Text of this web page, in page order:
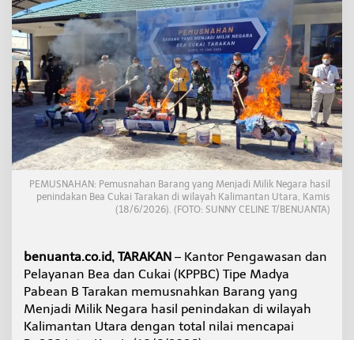
a
t
a
n
g
R
o
k
o
k
h
i
g
g
i
n
o
l
I
e
PEMUSNAHAN: Pemusnahan Barang yang Menjadi Milik Negara hasil
penindakan Bea Cukai Tarakan di wilayah Kalimantan Utara, Kamis
(18/6/2026). (FOTO: SUNNY CELINE T/BENUANTA)
benuanta.co.id, TARAKAN – Kantor Pengawasan dan
Pelayanan Bea dan Cukai (KPPBC) Tipe Madya
Pabean B Tarakan memusnahkan Barang yang
Menjadi Milik Negara hasil penindakan di wilayah
Kalimantan Utara dengan total nilai mencapai